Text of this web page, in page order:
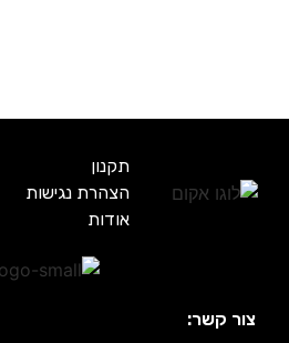
תקנון
הצהרת נגישות
אודות
צור קשר: